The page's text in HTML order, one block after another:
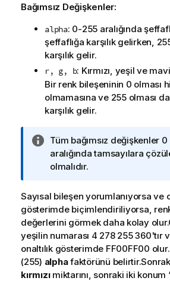
Bağımsız Değişkenler:
alpha: 0-255 aralığında
şeffaflığa karşılık gelirken,
karşılık gelir.
r, g, b: Kırmızı, yeşil ve
Bir renk bileşeninin 0 olması
olmamasına ve 255 olması
karşılık gelir.
B
i
l
i
n
o
t
u
Tüm bağımsız değişkenler
aralığında tamsayılara
olmalıdır.
Sayısal bileşen yorumlanıyorsa ve
gösterimde biçimlendiriliyorsa,
değerlerini görmek daha kolay
yeşilin numarası 4 278 255 360'tır
onaltılık gösterimde FF00FF00
(255) alphafaktörünü
kırmızımiktarını, sonraki iki konum ‘